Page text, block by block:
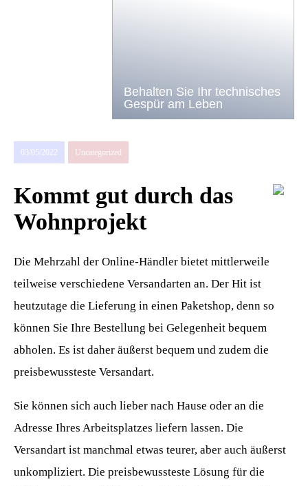
Behalten Sie Ihr technisches
Gespür am Leben
03/05/2022 Uncategorized
Kommt gut durch das
Wohnprojekt
Die Mehrzahl der Online-Händler bietet mittlerweile
teilweise verschiedene Versandarten an. Der Hit ist
heutzutage die Lieferung in einen Paketshop, denn so
können Sie Ihre Bestellung bei Gelegenheit bequem
abholen. Es ist daher äußerst bequem und zudem die
preisbewussteste Versandart.
Sie können sich auch lieber nach Hause oder an die
Adresse Ihres Arbeitsplatzes liefern lassen. Die
Versandart ist manchmal etwas teurer, aber auch äußerst
unkompliziert. Die preisbewussteste Lösung für die